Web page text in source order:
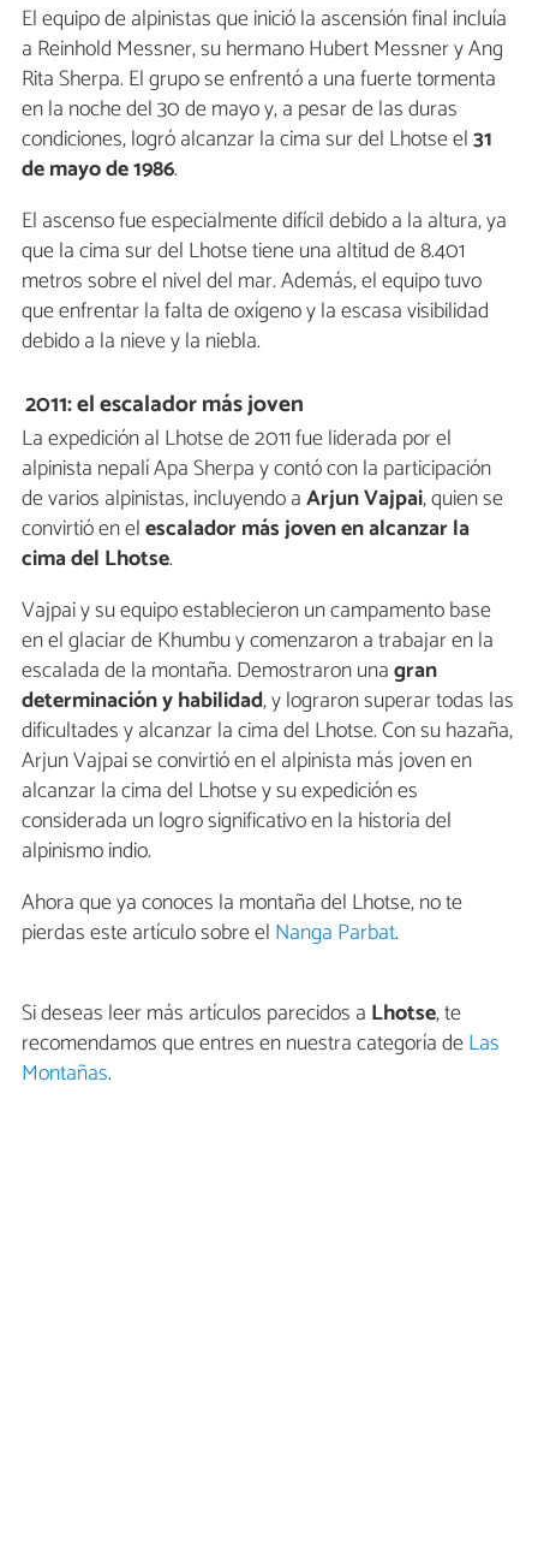
El equipo de alpinistas que inició la ascensión final incluía
a Reinhold Messner, su hermano Hubert Messner y Ang
Rita Sherpa. El grupo se enfrentó a una fuerte tormenta
en la noche del 30 de mayo y, a pesar de las duras
condiciones, logró alcanzar la cima sur del Lhotse el31
de mayo de 1986.
El ascenso fue especialmente difícil debido a la altura, ya
que la cima sur del Lhotse tiene una altitud de 8.401
metros sobre el nivel del mar. Además, el equipo tuvo
que enfrentar la falta de oxígeno y la escasa visibilidad
debido a la nieve y la niebla.
2011: el escalador más joven
La expedición al Lhotse de 2011 fue liderada por el
alpinista nepalí Apa Sherpa y contó con la participación
de varios alpinistas, incluyendo aArjun Vajpai, quien se
convirtió en elescalador más joven en alcanzar la
cima del Lhotse.
Vajpai y su equipo establecieron un campamento base
en el glaciar de Khumbu y comenzaron a trabajar en la
escalada de la montaña. Demostraron unagran
determinación y habilidad, y lograron superar todas las
dificultades y alcanzar la cima del Lhotse. Con su hazaña,
Arjun Vajpai se convirtió en el alpinista más joven en
alcanzar la cima del Lhotse y su expedición es
considerada un logro significativo en la historia del
alpinismo indio.
Ahora que ya conoces la montaña del Lhotse, no te
pierdas este artículo sobre el Nanga Parbat.
Si deseas leer más artículos parecidos a Lhotse, te
recomendamos que entres en nuestra categoría deLas
Montañas.